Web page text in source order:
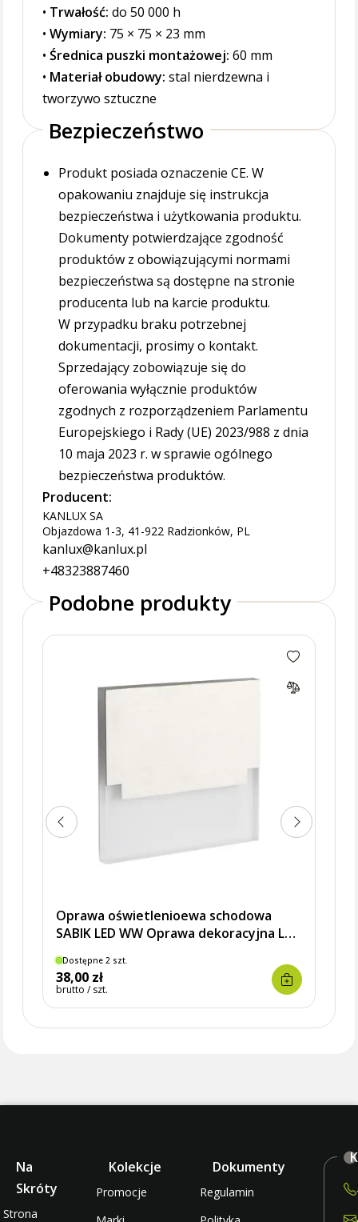
• Trwałość: do 50 000 h
•Wymiary: 75 × 75 × 23 mm
•Średnica puszki montażowej: 60 mm
• Materiał obudowy: stal nierdzewna i
tworzywo sztuczne
Bezpieczeństwo
Produkt posiada oznaczenie CE. W
opakowaniu znajduje się instrukcja
bezpieczeństwa i użytkowania produktu.
Dokumenty potwierdzające zgodność
produktów z obowiązującymi normami
bezpieczeństwa są dostępne na stronie
producenta lub na karcie produktu.
W przypadku braku potrzebnej
dokumentacji, prosimy o kontakt.
Sprzedający zobowiązuje się do
oferowania wyłącznie produktów
zgodnych z rozporządzeniem Parlamentu
Europejskiego i Rady (UE) 2023/988 z dnia
10 maja 2023 r. w sprawie ogólnego
bezpieczeństwa produktów.
Producent:
KANLUX SA
Objazdowa 1-3, 41-922 Radzionków, PL
kanlux@kanlux.pl
+48323887460
Podobne produkty
Oprawa oświetlenioewa schodowa
SABIK LED WW Oprawa dekoracyjna LED
Dostępne 2 szt.
38,00 zł
brutto / szt.
Na
Skróty
Strona
Kolekcje
Promocje
Dokumenty
Regulamin